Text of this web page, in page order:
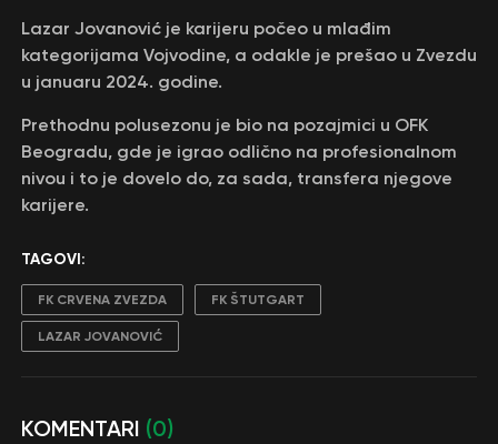
Lazar Jovanović je karijeru počeo u mlađim
kategorijama Vojvodine, a odakle je prešao u Zvezdu
u januaru 2024. godine.
Prethodnu polusezonu je bio na pozajmici u OFK
Beogradu, gde je igrao odlično na profesionalnom
nivou i to je dovelo do, za sada, transfera njegove
karijere.
TAGOVI:
FK CRVENA ZVEZDA FK ŠTUTGART
LAZAR JOVANOVIĆ
KOMENTARI (0)